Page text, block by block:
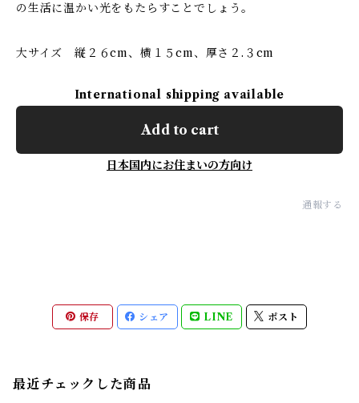
の生活に温かい光をもたらすことでしょう。
大サイズ 縦２６cm、横１５cm、厚さ２.３cm
International shipping available
Add to cart
日本国内にお住まいの方向け
通報する
保存 シェア LINE ポスト
最近チェックした商品